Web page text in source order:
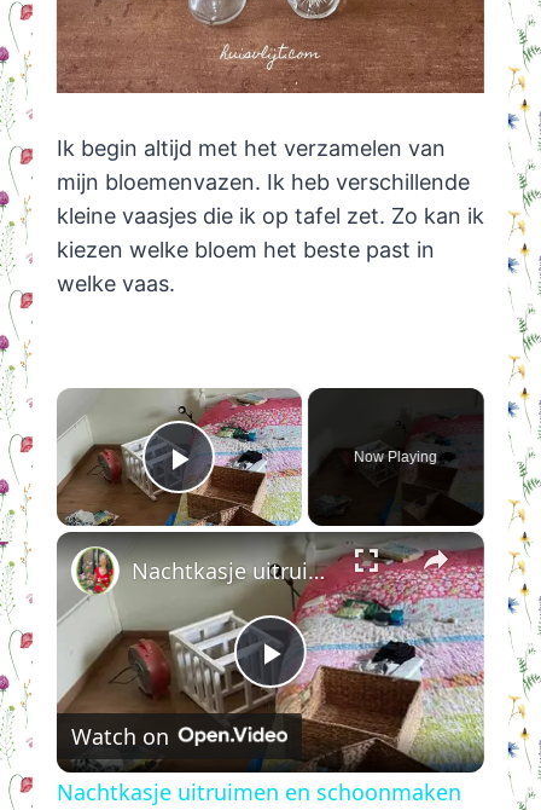
Ik begin altijd met het verzamelen van
mijn bloemenvazen. Ik heb verschillende
kleine vaasjes die ik op tafel zet. Zo kan ik
kiezen welke bloem het beste past in
welke vaas.
×
Play Video
Now Playing
×
Play
Video
Nachtkasje uitruimen en schoonmaken
Watch on
Nachtkasje uitruimen en schoonmaken